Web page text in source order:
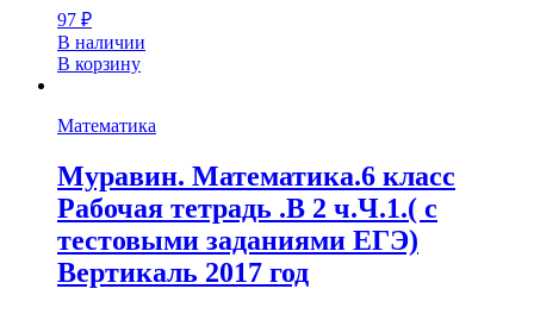
97 ₽
В наличии
В корзину
Математика
Муравин. Математика.6 класс
Рабочая тетрадь .В 2 ч.Ч.1.( с
тестовыми заданиями ЕГЭ)
Вертикаль 2017 год